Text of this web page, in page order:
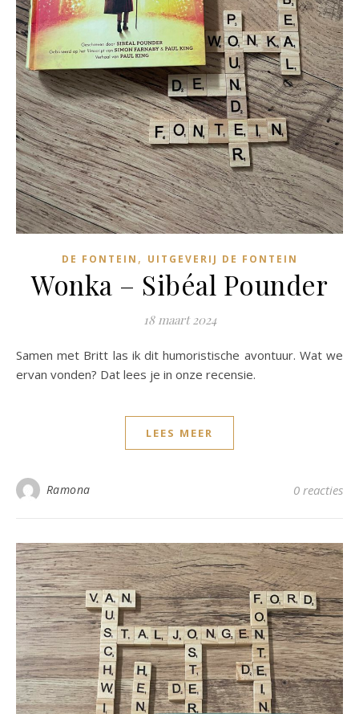
DE FONTEIN , UITGEVERIJ DE FONTEIN
Wonka – Sibéal Pounder
18 maart 2024
Samen met Britt las ik dit humoristische avontuur. Wat we
ervan vonden? Dat lees je in onze recensie.
LEES MEER
Ramona 0 reacties